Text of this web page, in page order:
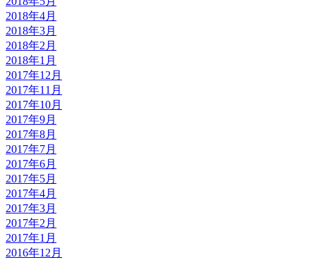
2018年4月
2018年3月
2018年2月
2018年1月
2017年12月
2017年11月
2017年10月
2017年9月
2017年8月
2017年7月
2017年6月
2017年5月
2017年4月
2017年3月
2017年2月
2017年1月
2016年12月